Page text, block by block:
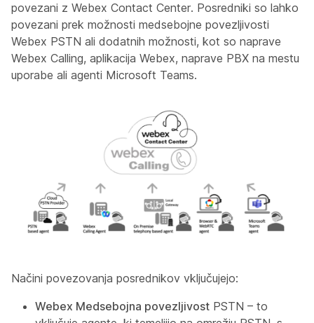
povezani z Webex Contact Center. Posredniki so lahko
povezani prek možnosti medsebojne povezljivosti
Webex PSTN ali dodatnih možnosti, kot so naprave
Webex Calling, aplikacija Webex, naprave PBX na mestu
uporabe ali agenti Microsoft Teams.
Načini povezovanja posrednikov vključujejo:
Webex Medsebojna povezljivost PSTN – to